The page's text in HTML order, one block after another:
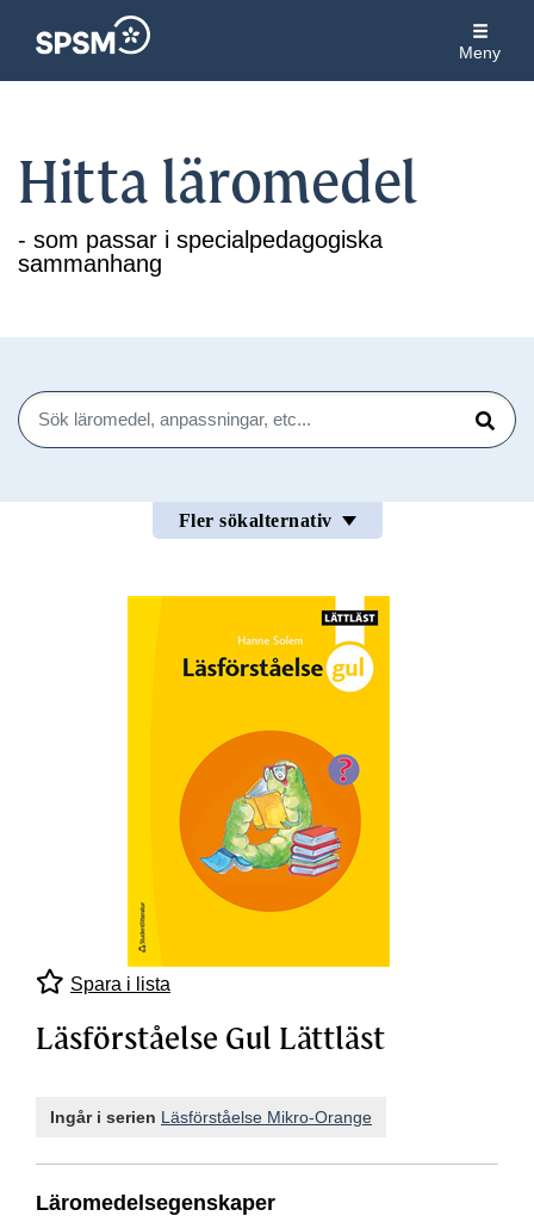
Meny
Hitta läromedel
- som passar i specialpedagogiska
sammanhang
Sök
Sök
Fler sökalternativ
Spara i lista
Läsförståelse Gul Lättläst
Ingår i serien Läsförståelse Mikro-Orange
Läromedelsegenskaper